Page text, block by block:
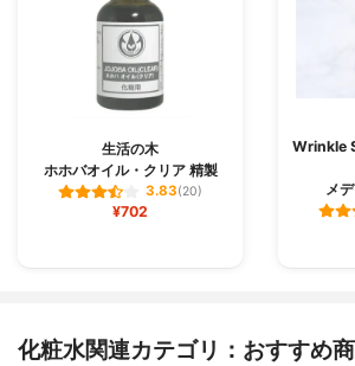
生活の木
ホホバオイル・クリア 精製
3.83(20)
¥702
Wrinkle
メ
化粧水関連カテゴリ：おすすめ